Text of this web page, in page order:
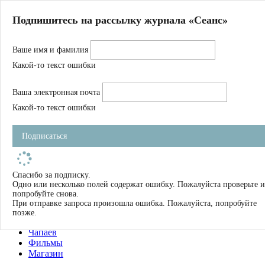
Магазин
Журнал
Школа
Устав
Фильмы
Имена
Тэги
О нас
Журнал
Книги
Чапаев
Фильмы
Магазин
Подпишитесь на рассылку журнала «Сеанс»
Ваше имя и фамилия
Какой-то текст ошибки
Ваша электронная почта
Какой-то текст ошибки
Подписаться
Спасибо за подписку.
Одно или несколько полей содержат ошибку. Пожалуйста проверьте и
попробуйте снова.
При отправке запроса произошла ошибка. Пожалуйста, попробуйте
позже.